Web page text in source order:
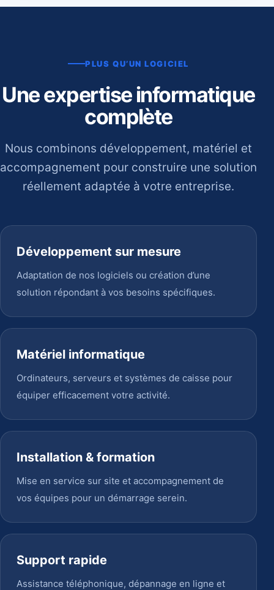
PLUS QU’UN LOGICIEL
Une expertise informatique
complète
Nous combinons développement, matériel et
accompagnement pour construire une solution
réellement adaptée à votre entreprise.
Développement sur mesure
Adaptation de nos logiciels ou création d’une
solution répondant à vos besoins spécifiques.
Matériel informatique
Ordinateurs, serveurs et systèmes de caisse pour
équiper efficacement votre activité.
Installation & formation
Mise en service sur site et accompagnement de
vos équipes pour un démarrage serein.
Support rapide
Assistance téléphonique, dépannage en ligne et